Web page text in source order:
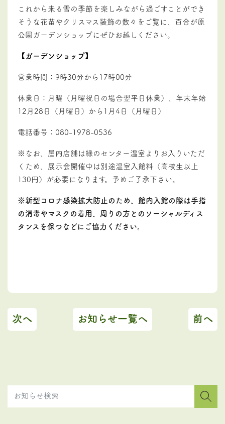
これから来る雪の季節を楽しみながら過ごすことができ
そうな花苗やクリスマス装飾の数々をご覧に、百合が原
公園ガーデンショップにぜひお越しください。
【ガーデンショップ】
営業時間：9時30分から17時00分
休業日：月曜（月曜祝日の場合翌平日休業）
、年末年始
12月28日（月曜日） から 1月4日（月曜日）
電話番号：080-1978-0536
※なお、屋内店舗は緑のセンター温室よりお入りいただ
くため、展示会開催中は別途温室入館料（高校生以上
130円）が必要になります。予めご了承下さい。
※新型コロナ感染拡大防止のため、館内入館の際は手指
の消毒やマスクの着用、周りの方とのソーシャルディス
タンスを保つなどにご協力ください。
次へ お知らせ一覧へ 前へ